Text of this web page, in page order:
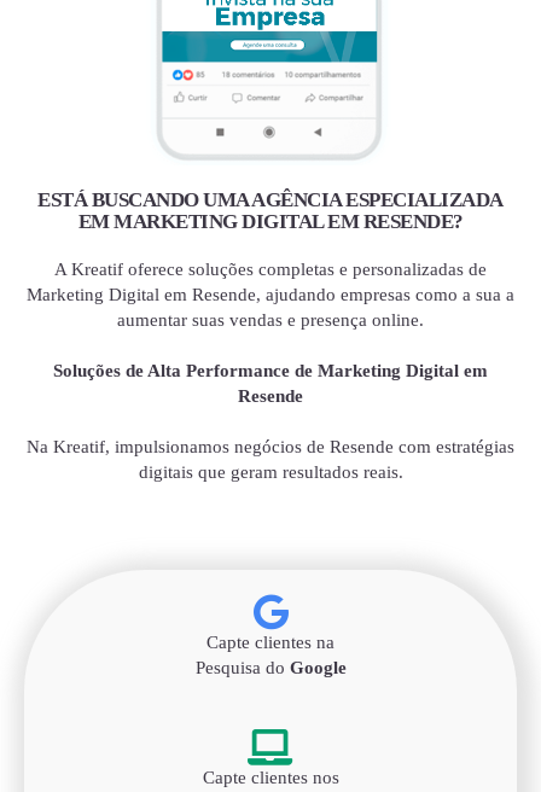
ESTÁ BUSCANDO UMA AGÊNCIA ESPECIALIZADA
EM MARKETING DIGITAL EM RESENDE?
A Kreatif oferece soluções completas e personalizadas de
Marketing Digital em Resende, ajudando empresas como a sua a
aumentar suas vendas e presença online.
Soluções de Alta Performance de Marketing Digital em
Resende
Na Kreatif, impulsionamos negócios de Resende com estratégias
digitais que geram resultados reais.
Capte clientes na
Pesquisa do Google
Capte clientes nos